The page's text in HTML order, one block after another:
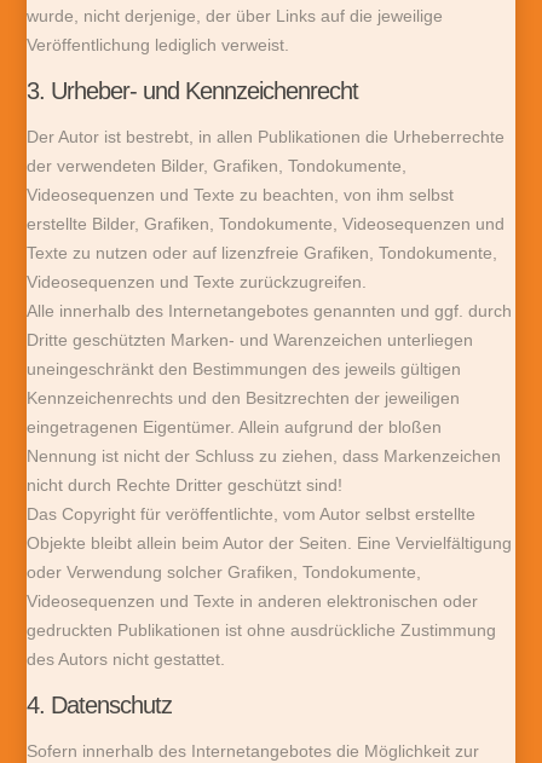
wurde, nicht derjenige, der über Links auf die jeweilige
Veröffentlichung lediglich verweist.
3. Urheber- und Kennzeichenrecht
Der Autor ist bestrebt, in allen Publikationen die Urheberrechte
der verwendeten Bilder, Grafiken, Tondokumente,
Videosequenzen und Texte zu beachten, von ihm selbst
erstellte Bilder, Grafiken, Tondokumente, Videosequenzen und
Texte zu nutzen oder auf lizenzfreie Grafiken, Tondokumente,
Videosequenzen und Texte zurückzugreifen.
Alle innerhalb des Internetangebotes genannten und ggf. durch
Dritte geschützten Marken- und Warenzeichen unterliegen
uneingeschränkt den Bestimmungen des jeweils gültigen
Kennzeichenrechts und den Besitzrechten der jeweiligen
eingetragenen Eigentümer. Allein aufgrund der bloßen
Nennung ist nicht der Schluss zu ziehen, dass Markenzeichen
nicht durch Rechte Dritter geschützt sind!
Das Copyright für veröffentlichte, vom Autor selbst erstellte
Objekte bleibt allein beim Autor der Seiten. Eine Vervielfältigung
oder Verwendung solcher Grafiken, Tondokumente,
Videosequenzen und Texte in anderen elektronischen oder
gedruckten Publikationen ist ohne ausdrückliche Zustimmung
des Autors nicht gestattet.
4. Datenschutz
Sofern innerhalb des Internetangebotes die Möglichkeit zur